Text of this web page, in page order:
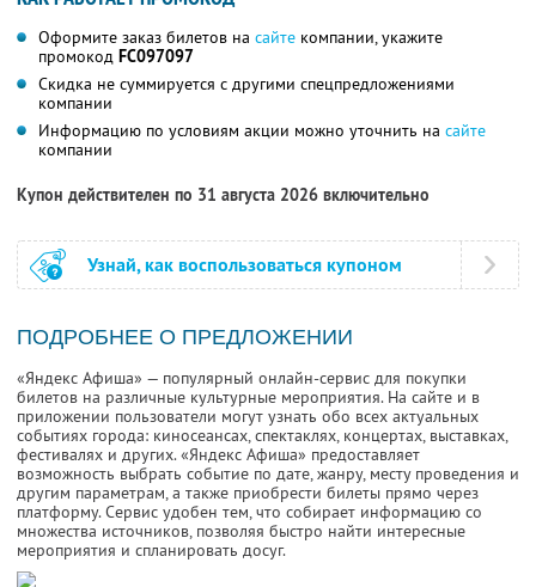
Оформите заказ билетов на сайте компании, укажите
промокод FC097097
Скидка не суммируется с другими спецпредложениями
компании
Информацию по условиям акции можно уточнить на сайте
компании
Купон действителен по 31 августа 2026 включительно
Узнай, как воспользоваться купоном
ПОДРОБНЕЕ О ПРЕДЛОЖЕНИИ
«Яндекс Афиша» — популярный онлайн-сервис для покупки
билетов на различные культурные мероприятия. На сайте и в
приложении пользователи могут узнать обо всех актуальных
событиях города: киносеансах, спектаклях, концертах, выставках,
фестивалях и других. «Яндекс Афиша» предоставляет
возможность выбрать событие по дате, жанру, месту проведения и
другим параметрам, а также приобрести билеты прямо через
платформу. Сервис удобен тем, что собирает информацию со
множества источников, позволяя быстро найти интересные
мероприятия и спланировать досуг.